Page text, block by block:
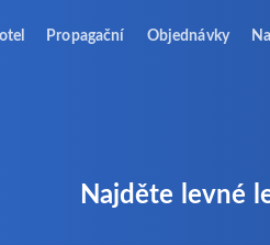
Propagační Objednávky
Najděte levné